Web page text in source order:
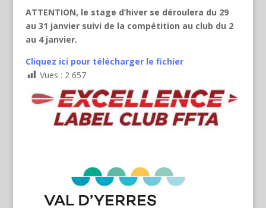
ATTENTION, le stage d’hiver se déroulera du 29
au 31 janvier suivi de la compétition au club du 2
au 4 janvier.
Cliquez ici pour télécharger le fichier
Vues : 2 657